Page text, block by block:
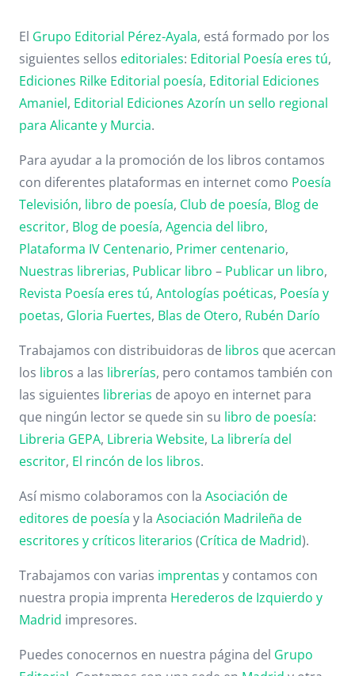
El Grupo Editorial Pérez-Ayala, está formado por los
siguientes sellos editoriales: Editorial Poesía eres tú,
Ediciones Rilke Editorial poesía, Editorial Ediciones
Amaniel, Editorial Ediciones Azorín un sello regional
para Alicante y Murcia.
Para ayudar a la promoción de los libros contamos
con diferentes plataformas en internet como Poesía
Televisión, libro de poesía, Club de poesía, Blog de
escritor, Blog de poesía, Agencia del libro,
Plataforma IV Centenario, Primer centenario,
Nuestras librerias, Publicar libro – Publicar un libro,
Revista Poesía eres tú, Antologías poéticas, Poesía y
poetas, Gloria Fuertes, Blas de Otero, Rubén Darío
Trabajamos con distribuidoras de libros que acercan
los libros a las librerías, pero contamos también con
las siguientes librerias de apoyo en internet para
que ningún lector se quede sin su libro de poesía:
Libreria GEPA, Libreria Website, La librería del
escritor, El rincón de los libros.
Así mismo colaboramos con la Asociación de
editores de poesía y la Asociación Madrileña de
escritores y críticos literarios (Crítica de Madrid).
Trabajamos con varias imprentas y contamos con
nuestra propia imprenta Herederos de Izquierdo y
Madrid impresores.
Puedes conocernos en nuestra página del Grupo